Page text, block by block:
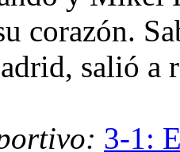
corazón.
salió a
3-1: